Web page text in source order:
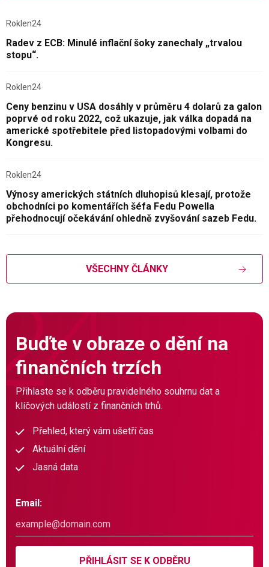
Roklen24
Radev z ECB: Minulé inflační šoky zanechaly „trvalou
stopu“.
Roklen24
Ceny benzinu v USA dosáhly v průměru 4 dolarů za galon
poprvé od roku 2022, což ukazuje, jak válka dopadá na
americké spotřebitele před listopadovými volbami do
Kongresu.
Roklen24
Výnosy amerických státních dluhopisů klesají, protože
obchodníci po komentářích šéfa Fedu Powella
přehodnocují očekávání ohledně zvyšování sazeb Fedu.
VŠECHNY ČLÁNKY
Buďte v obraze o dění na
finančních trzích
Přihlaste se k odběru pravidelného souhrnu dat a
klíčových událostí z finančních trhů.
Přehled, který vám ušetří čas
Aktuální dění
Jasná data
Email:
PŘIHLÁSIT SE K ODBĚRU